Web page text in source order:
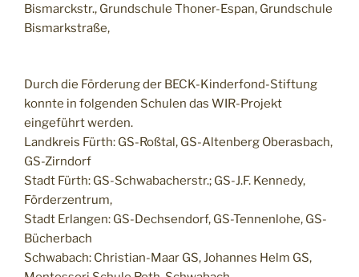
Bismarckstr., Grundschule Thoner-Espan, Grundschule
Bismarkstraße,
Durch die Förderung der BECK-Kinderfond-Stiftung
konnte in folgenden Schulen das WIR-Projekt
eingeführt werden.
Landkreis Fürth: GS-Roßtal, GS-Altenberg Oberasbach,
GS-Zirndorf
Stadt Fürth: GS-Schwabacherstr.; GS-J.F. Kennedy,
Förderzentrum,
Stadt Erlangen: GS-Dechsendorf, GS-Tennenlohe, GS-
Bücherbach
Schwabach: Christian-Maar GS, Johannes Helm GS,